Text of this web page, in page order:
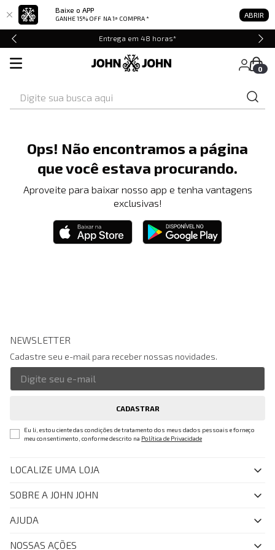
Baixe o APP
GANHE 15% OFF NA 1ª COMPRA * ABRIR
Entrega em 48 horas*
0
Ops! Não encontramos a página
que você estava procurando.
Aproveite para baixar nosso app e tenha vantagens
exclusivas!
NEWSLETTER
Cadastre seu e-mail para receber nossas novidades.
CADASTRAR
Eu li, estou ciente das condições de tratamento dos meus dados pessoais e forneço
meu consentimento, conforme descrito na Política de Privacidade
LOCALIZE UMA LOJA
SOBRE A JOHN JOHN
Quem Somos
AJUDA
FAQ
NOSSAS AÇÕES